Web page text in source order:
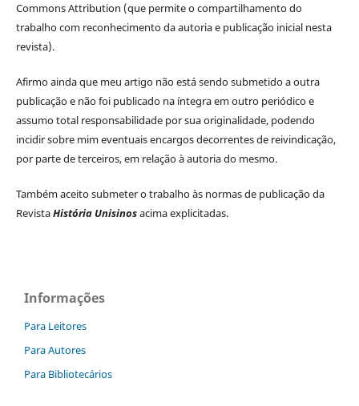
Commons Attribution (que permite o compartilhamento do
trabalho com reconhecimento da autoria e publicação inicial nesta
revista).
Afirmo ainda que meu artigo não está sendo submetido a outra
publicação e não foi publicado na íntegra em outro periódico e
assumo total responsabilidade por sua originalidade, podendo
incidir sobre mim eventuais encargos decorrentes de reivindicação,
por parte de terceiros, em relação à autoria do mesmo.
Também aceito submeter o trabalho às normas de publicação da
RevistaHistória Unisinosacima explicitadas.
Informações
Para Leitores
Para Autores
Para Bibliotecários